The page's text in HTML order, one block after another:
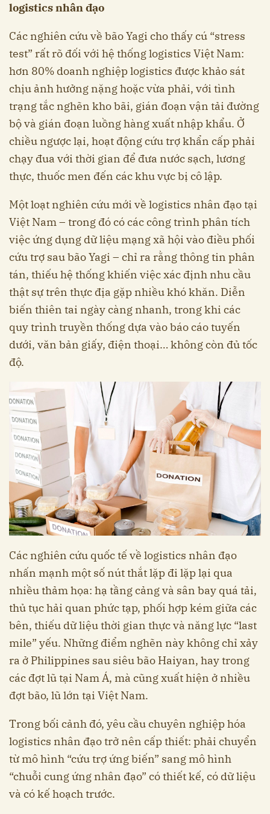
logistics nhân đạo
Các nghiên cứu về bão Yagi cho thấy cú “stress
test” rất rõ đối với hệ thống logistics Việt Nam:
hơn 80% doanh nghiệp logistics được khảo sát
chịu ảnh hưởng nặng hoặc vừa phải, với tình
trạng tắc nghẽn kho bãi, gián đoạn vận tải đường
bộ và gián đoạn luồng hàng xuất nhập khẩu. Ở
chiều ngược lại, hoạt động cứu trợ khẩn cấp phải
chạy đua với thời gian để đưa nước sạch, lương
thực, thuốc men đến các khu vực bị cô lập.
Một loạt nghiên cứu mới về logistics nhân đạo tại
Việt Nam – trong đó có các công trình phân tích
việc ứng dụng dữ liệu mạng xã hội vào điều phối
cứu trợ sau bão Yagi – chỉ ra rằng thông tin phân
tán, thiếu hệ thống khiến việc xác định nhu cầu
thật sự trên thực địa gặp nhiều khó khăn. Diễn
biến thiên tai ngày càng nhanh, trong khi các
quy trình truyền thống dựa vào báo cáo tuyến
dưới, văn bản giấy, điện thoại… không còn đủ tốc
độ.
Các nghiên cứu quốc tế về logistics nhân đạo
nhấn mạnh một số nút thắt lặp đi lặp lại qua
nhiều thảm họa: hạ tầng cảng và sân bay quá tải,
thủ tục hải quan phức tạp, phối hợp kém giữa các
bên, thiếu dữ liệu thời gian thực và năng lực “last
mile” yếu. Những điểm nghẽn này không chỉ xảy
ra ở Philippines sau siêu bão Haiyan, hay trong
các đợt lũ tại Nam Á, mà cũng xuất hiện ở nhiều
đợt bão, lũ lớn tại Việt Nam.
Trong bối cảnh đó, yêu cầu chuyên nghiệp hóa
logistics nhân đạo trở nên cấp thiết: phải chuyển
từ mô hình “cứu trợ ứng biến” sang mô hình
“chuỗi cung ứng nhân đạo” có thiết kế, có dữ liệu
và có kế hoạch trước.